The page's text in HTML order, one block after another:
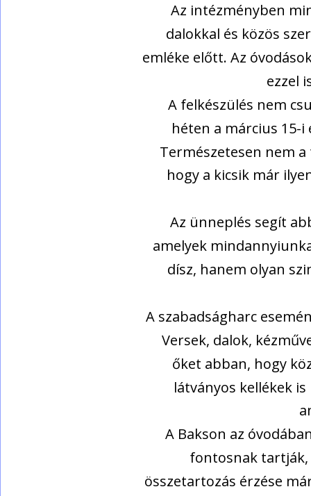
Az intézményben
dalokkal és közös
emléke előtt. Az
ezzel
A felkészülés nem
héten a március 15-
Természetesen nem
hogy a kicsik már
Az ünneplés segít
amelyek
dísz, hanem olyan
A szabadságharc
Versek, dalok,
őket abban, hogy
látványos kellékek
A Bakson az
fontosnak tartják,
összetartozás érzése